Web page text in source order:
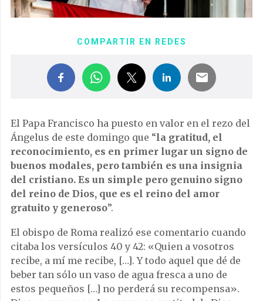
COMPARTIR EN REDES
El Papa Francisco ha puesto en valor en el rezo del
Ángelus de este domingo que “la gratitud, el
reconocimiento, es en primer lugar un signo de
buenos modales, pero también es una insignia
del cristiano. Es un simple pero genuino signo
del reino de Dios, que es el reino del amor
gratuito y generoso”.
El obispo de Roma realizó ese comentario cuando
citaba los versículos 40 y 42: «Quien a vosotros
recibe, a mí me recibe, […]. Y todo aquel que dé de
beber tan sólo un vaso de agua fresca a uno de
estos pequeños […] no perderá su recompensa».